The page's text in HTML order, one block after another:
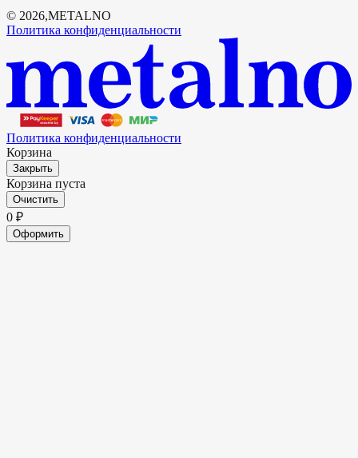
© 2026,METALNO
Политика конфиденциальности
Политика конфиденциальности
Корзина
Закрыть
Корзина пуста
Очистить
0 ₽
Оформить